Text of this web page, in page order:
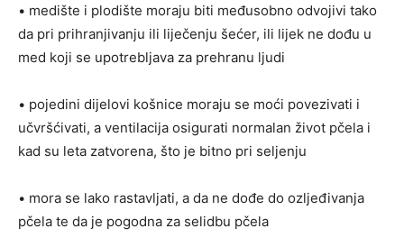
• medište i plodište moraju biti međusobno odvojivi tako
da pri prihranjivanju ili liječenju šećer, ili lijek ne dođu u
med koji se upotrebljava za prehranu ljudi
• pojedini dijelovi košnice moraju se moći povezivati i
učvršćivati, a ventilacija osigurati normalan život pčela i
kad su leta zatvorena, što je bitno pri seljenju
• mora se lako rastavljati, a da ne dođe do ozljeđivanja
pčela te da je pogodna za selidbu pčela